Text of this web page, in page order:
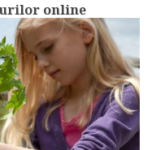
online